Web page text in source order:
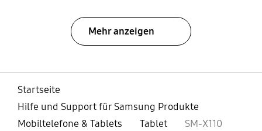
Mehr anzeigen
Startseite
Hilfe und Support für Samsung Produkte
Mobiltelefone & Tablets
Tablet SM-X110